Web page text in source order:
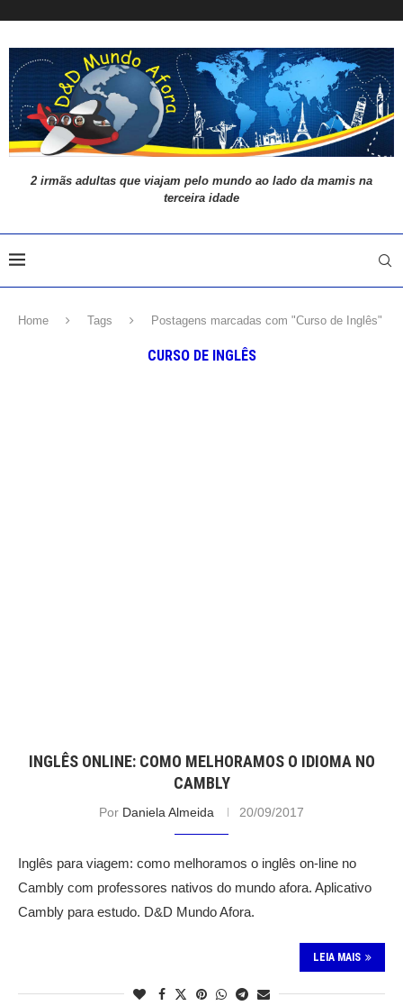
2 irmãs adultas que viajam pelo mundo ao lado da mamis na
terceira idade
Home Tags Postagens marcadas com "Curso de Inglês"
CURSO DE INGLÊS
INGLÊS ONLINE: COMO MELHORAMOS O IDIOMA NO
CAMBLY
Por Daniela Almeida 20/09/2017
Inglês para viagem: como melhoramos o inglês on-line no
Cambly com professores nativos do mundo afora. Aplicativo
Cambly para estudo. D&D Mundo Afora.
LEIA MAIS